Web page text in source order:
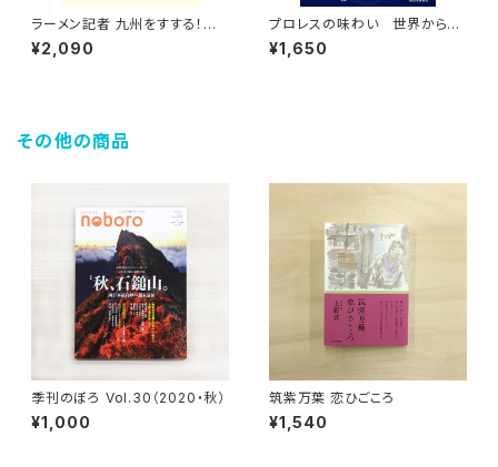
ラーメン記者 九州をすする！
替え玉編
¥2,090
プロレスの味わい 世界から地
方に来て幸せになった男
¥1,650
その他の商品
季刊のぼろ Vol.30（2020・秋）
¥1,000
筑紫万葉 恋ひごころ
¥1,540